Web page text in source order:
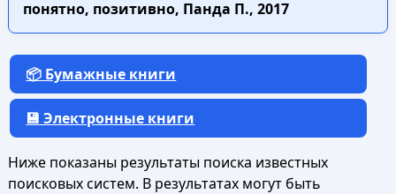
понятно, позитивно, Панда П., 2017
📦 Бумажные книги
💾 Электронные книги
Ниже показаны результаты поиска известных
поисковых систем. В результатах могут быть